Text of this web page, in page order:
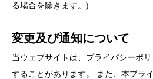
る場合を除きます。)
変更及び通知について
当ウェブサイトは、プライバシーポ
することがあります。 また、本プラ